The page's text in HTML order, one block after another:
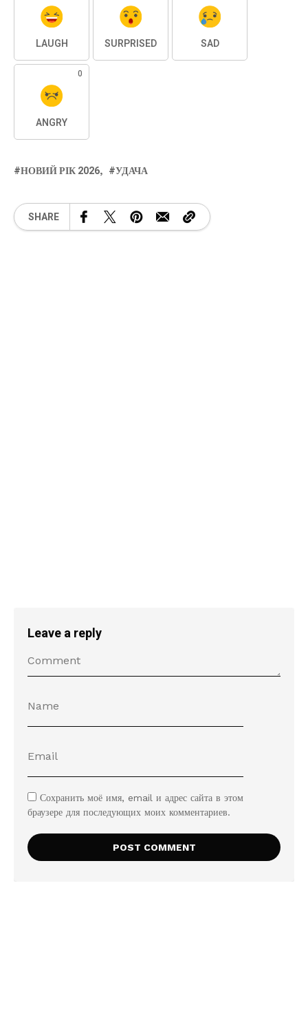
LAUGH SURPRISED SAD
0
ANGRY
НОВИЙ РІК 2026 УДАЧА
SHARE
Leave a reply
Сохранить моё имя, email и адрес сайта в этом
браузере для последующих моих комментариев.